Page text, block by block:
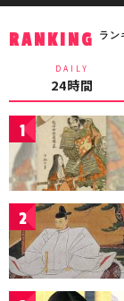
RANKING ラン
DAILY
24時間
1
2